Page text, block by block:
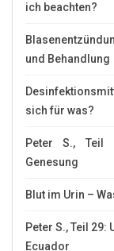
ich beachten?
und Behandlung
sich für was?
Peter S., Teil
Genesung
Blut im Urin –
Peter S., Teil
Ecuador